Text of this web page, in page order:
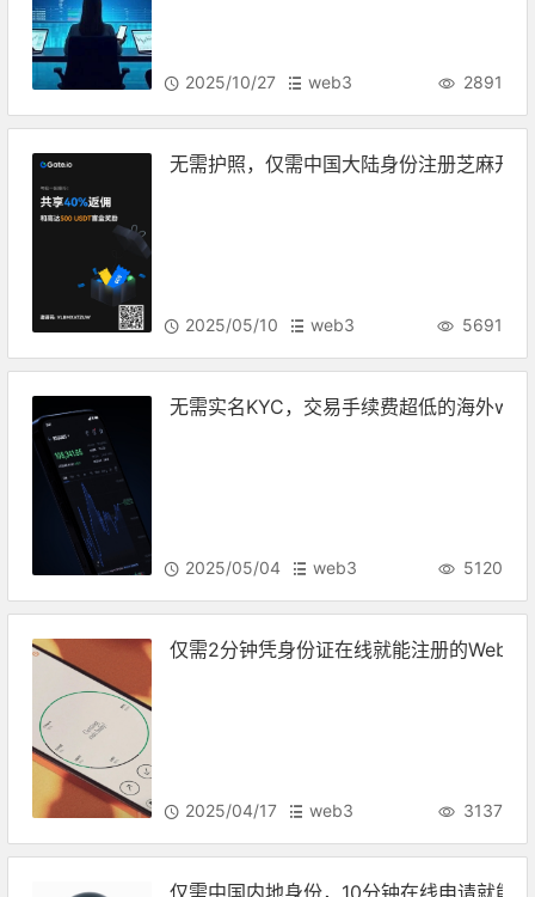
2025/10/27 web3 2891
无需护照，仅需中国大陆身份注册芝麻开
2025/05/10 web3 5691
无需实名KYC，交易手续费超低的海外
2025/05/04 web3 5120
仅需2分钟凭身份证在线就能注册的Web3
2025/04/17 web3 3137